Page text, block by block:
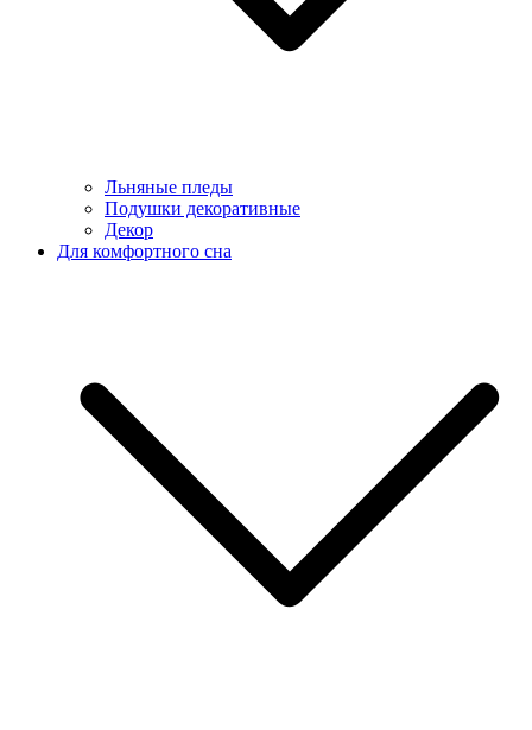
Льняные пледы
Подушки декоративные
Декор
Для комфортного сна